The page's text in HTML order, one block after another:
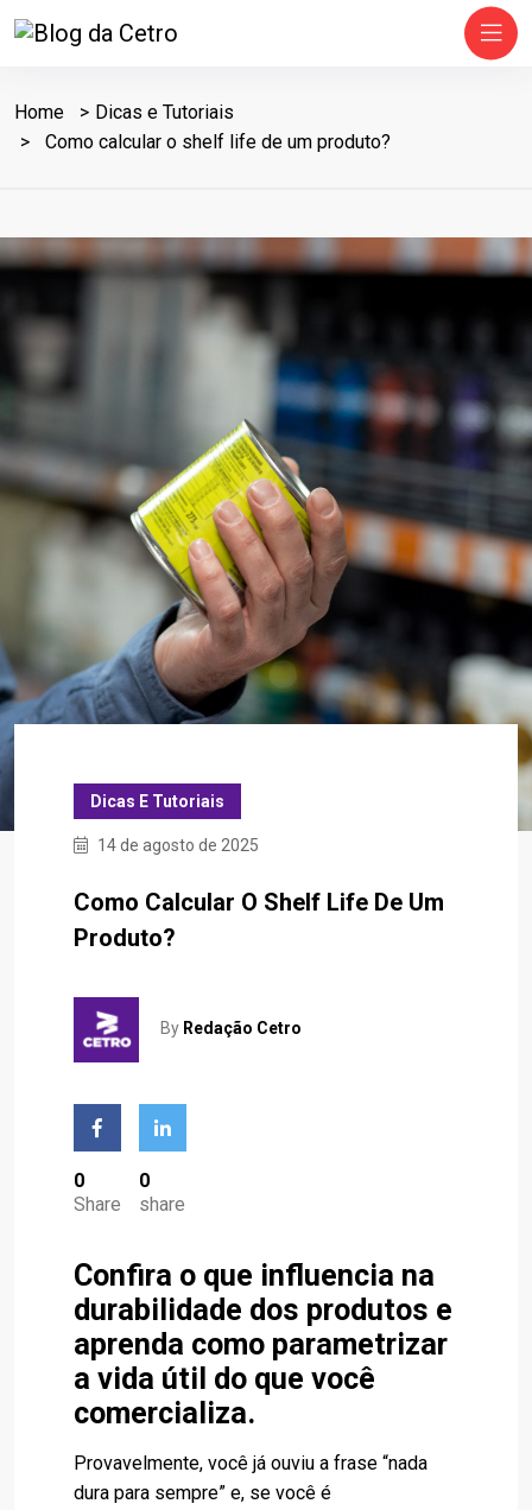
Home
Dicas e Tutoriais
Como calcular o shelf life de um produto?
Dicas E Tutoriais
14 de agosto de 2025
Como Calcular O Shelf Life De Um
Produto?
By Redação Cetro
0
Share
0
share
Confira o que influencia na
durabilidade dos produtos e
aprenda como parametrizar
a vida útil do que você
comercializa.
Provavelmente, você já ouviu a frase “nada
dura para sempre” e, se você é